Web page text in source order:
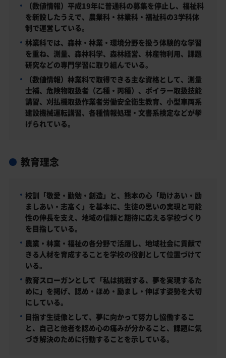
（数値情報）平成19年に普通科の募集を停止し、福祉科
を新設したうえで、農業科・林業科・福祉科の3学科体
制で運営している。
林業科では、森林・林業・環境分野を扱う体験的な学習
を重ね、測量、森林科学、森林経営、林産物利用、課題
研究などの専門学習に取り組んでいる。
（数値情報）林業科で取得できる主な資格として、測量
士補、危険物取扱者（乙種・丙種）、ボイラー取扱技能
講習、刈払機取扱作業者労働安全衛生教育、小型車両系
建設機械運転講習、各種情報処理・文書系検定などが挙
げられている。
教育理念
校訓「敬愛・勤勉・創造」と、熊本の心「助けあい・励
ましあい・志高く」を基本に、生徒の思いの実現と可能
性の伸長を支え、地域の信頼と期待に応える学校づくり
を目指している。
農業・林業・福祉の各分野で活躍し、地域社会に貢献で
きる人材を育成することを学校の役割として位置づけて
いる。
教育スローガンとして「私は挑戦する、夢を実現するた
めに」を掲げ、認め・ほめ・励まし・伸ばす姿勢を大切
にしている。
目指す生徒像として、夢に向かって努力し協働するこ
と、自己と他者を認め心の痛みが分かること、課題に気
づき解決のために行動することを示している。